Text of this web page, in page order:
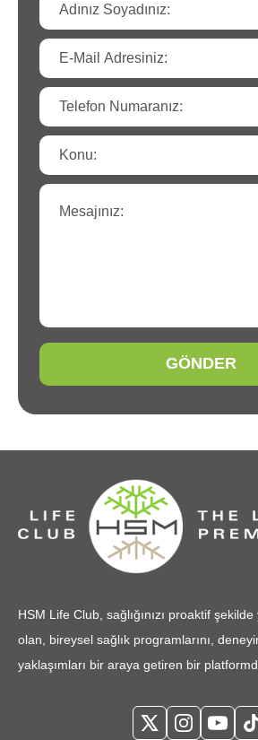
GÖNDER
HSM Life Club, sağlığınızı proaktif
olan, bireysel sağlık programlarını,
yaklaşımları bir araya getiren bir